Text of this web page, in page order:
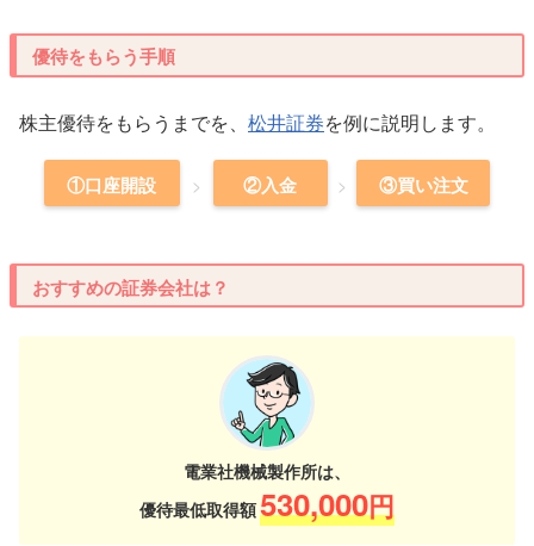
優待をもらう手順
株主優待をもらうまでを、 松井証券を例に説明します。
①口座開設 ②入金 ③買い注文
おすすめの証券会社は？
電業社機械製作所は、
優待最低取得額530,000円